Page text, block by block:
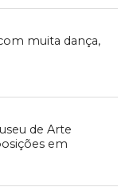
muita dança,
de Arte
em